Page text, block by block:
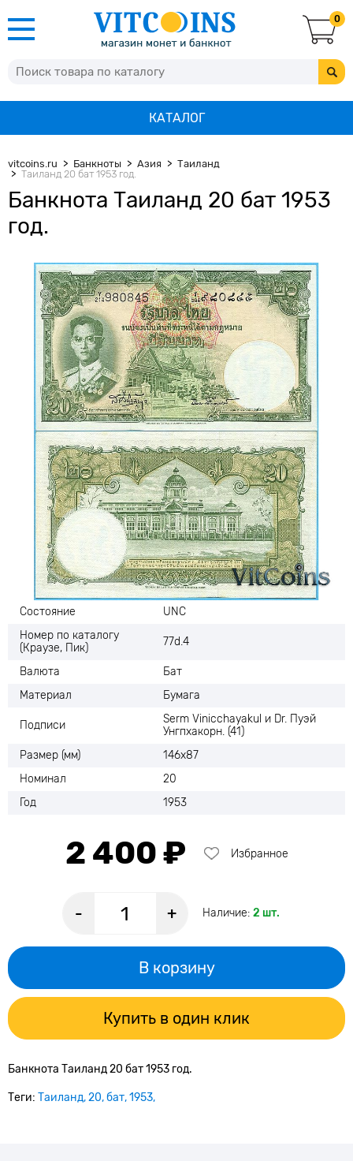
0
КАТАЛОГ
vitcoins.ru Банкноты Азия
Таиланд
Таиланд 20 бат 1953 год.
Банкнота Таиланд 20 бат 1953
год.
Состояние
UNC
Номер по каталогу
(Краузе, Пик)
77d.4
Валюта
Бат
Материал
Бумага
Подписи
Serm Vinicchayakul и Dr. Пуэй
Унгпхакорн. (41)
Размер (мм)
146х87
Номинал
20
Год
1953
2 400 ₽ Избранное
- + Наличие: 2 шт.
В корзину
Купить в один клик
Банкнота Таиланд 20 бат 1953 год.
Теги: Таиланд 20 бат 1953